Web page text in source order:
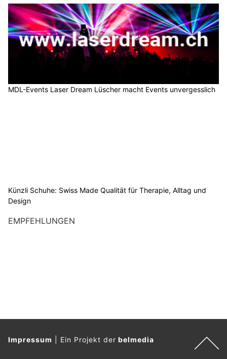
MDL-Events Laser Dream Lüscher macht Events unvergesslich
Künzli Schuhe: Swiss Made Qualität für Therapie, Alltag und
Design
EMPFEHLUNGEN
Impressum Ein Projekt derbelmedia